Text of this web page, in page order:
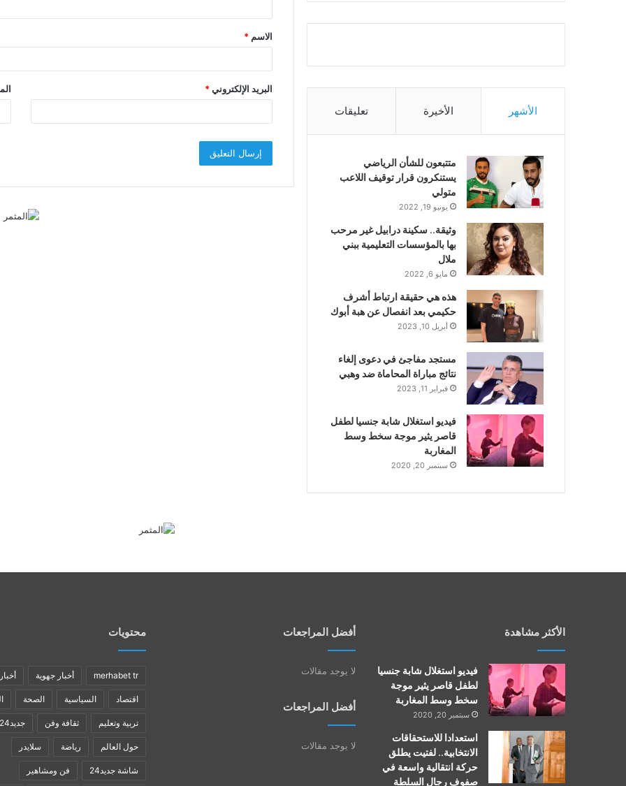
ق
*
الاسم *
البريد الإلكتروني*
الأشهر الأخيرة تعليقات
متتبعون للشأن الرياضي
يستنكرون قرار توقيف اللاعب
متولي
يونيو 19, 2022
وثيقة.. سكينة درابيل غير مرحب
بها بالمؤسسات التعليمية ببني
ملال
مايو 6, 2022
هذه هي حقيقة ارتباط أشرف
حكيمي بعد انفصال عن هبة أبوك
أبريل 10, 2023
مستجد مفاجئ في دعوى إلغاء
نتائج مباراة المحاماة ضد وهبي
فبراير 11, 2023
فيديو استغلال شابة جنسيا لطفل
قاصر يثير موجة سخط وسط
المغاربة
سبتمبر 20, 2020
الأكثر مشاهدة
فيديو استغلال شابة جنسيا
لطفل قاصر يثير موجة
سخط وسط المغاربة
سبتمبر 20, 2020
استعدادا للاستحقاقات
الانتخابية.. لفتيت يطلق
حركة انتقالية واسعة في
صفوف رجال السلطة
أفضل المراجعات
لا يوجد مقالات
أفضل المراجعات
لا يوجد مقالات
محتويات
merhabet tr أخبار جهوية
اقتصاد السياسية الصحة
تربية وتعليم ثقافة وفن جديد24
حول العالم رياضة سلايدر
شاشة جديد24 فن ومشاهير